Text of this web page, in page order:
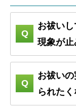
お祓い
現象が止
お祓い
られた